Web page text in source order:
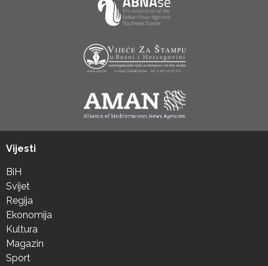
Vijesti
BiH
Svijet
Regija
Ekonomija
Kultura
Magazin
Sport